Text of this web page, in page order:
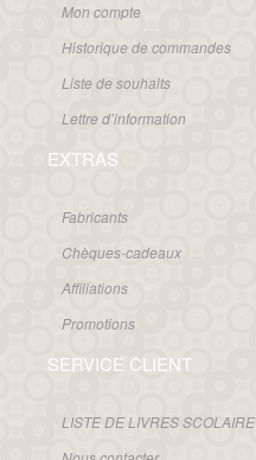
Mon compte
Historique de commandes
Liste de souhaits
Lettre d’information
EXTRAS
Fabricants
Chèques-cadeaux
Affiliations
Promotions
SERVICE CLIENT
LISTE DE LIVRES SCOLAIRE